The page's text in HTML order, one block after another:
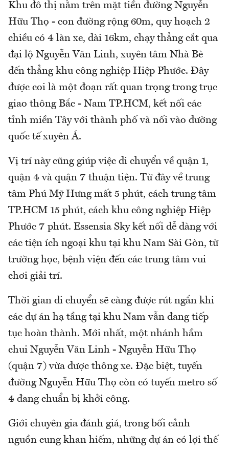
Khu đô thị nằm trên mặt tiền đường Nguyễn
Hữu Thọ - con đường rộng 60m, quy hoạch 2
chiều có 4 làn xe, dài 16km, chạy thẳng cắt qua
đại lộ Nguyễn Văn Linh, xuyên tâm Nhà Bè
đến thẳng khu công nghiệp Hiệp Phước. Đây
được coi là một đoạn rất quan trọng trong trục
giao thông Bắc - Nam TP.HCM, kết nối các
tỉnh miền Tây với thành phố và nối vào đường
quốc tế xuyên Á.
Vị trí này cũng giúp việc di chuyển về quận 1,
quận 4 và quận 7 thuận tiện. Từ đây về trung
tâm Phú Mỹ Hưng mất 5 phút, cách trung tâm
TP.HCM 15 phút, cách khu công nghiệp Hiệp
Phước 7 phút. Essensia Sky kết nối dễ dàng với
các tiện ích ngoại khu tại khu Nam Sài Gòn, từ
trường học, bệnh viện đến các trung tâm vui
chơi giải trí.
Thời gian di chuyển sẽ càng được rút ngắn khi
các dự án hạ tầng tại khu Nam vẫn đang tiếp
tục hoàn thành. Mới nhất, một nhánh hầm
chui Nguyễn Văn Linh - Nguyễn Hữu Thọ
(quận 7) vừa được thông xe. Đặc biệt, tuyến
đường Nguyễn Hữu Thọ còn có tuyến metro số
4 đang chuẩn bị khởi công.
Giới chuyên gia đánh giá, trong bối cảnh
nguồn cung khan hiếm, những dự án có lợi thế